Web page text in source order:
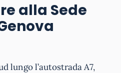
alla Sede
lungo l’autostrada A7,